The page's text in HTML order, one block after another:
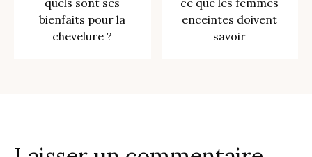
bienfaits pour la
chevelure ?
enceintes doivent
savoir